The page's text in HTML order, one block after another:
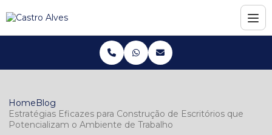
HomeBlog
Estratégias Eficazes para Construção de Escritórios que
Potencializam o Ambiente de Trabalho